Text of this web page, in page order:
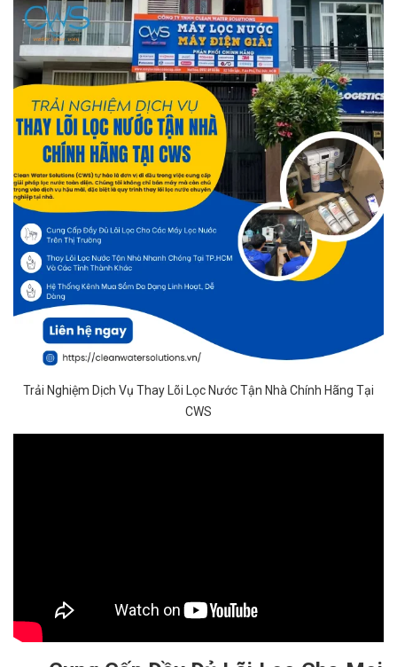
Trải Nghiệm Dịch Vụ Thay Lõi Lọc Nước Tận Nhà Chính Hãng Tại
CWS